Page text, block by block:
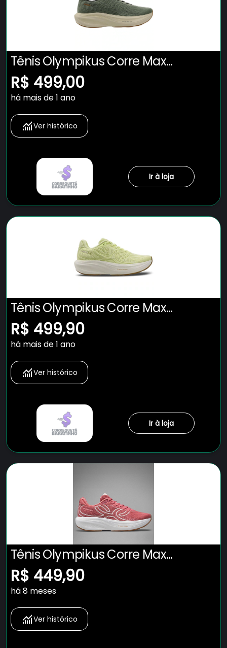
Tênis Olympikus Corre Max
Masculino
R$ 499,00
há mais de 1 ano
Ver histórico
Ir à loja
Tênis Olympikus Corre Max
Masculino
R$ 499,90
há mais de 1 ano
Ver histórico
Ir à loja
Tênis Olympikus Corre Max
Masculino
R$ 449,90
há 8 meses
Ver histórico